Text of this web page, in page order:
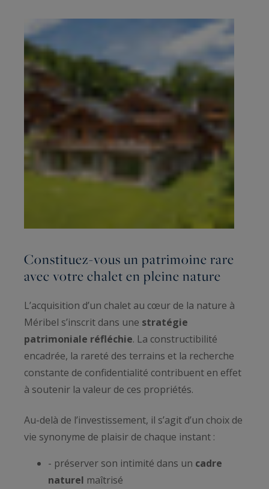
Constituez-vous un patrimoine rare
avec votre chalet en pleine nature
L’acquisition d’un chalet au cœur de la nature à
Méribel s’inscrit dans une stratégie
patrimoniale réfléchie. La constructibilité
encadrée, la rareté des terrains et la recherche
constante de confidentialité contribuent en effet
à soutenir la valeur de ces propriétés.
Au-delà de l’investissement, il s’agit d’un choix de
vie synonyme de plaisir de chaque instant :
- préserver son intimité dans un cadre
naturel maîtrisé